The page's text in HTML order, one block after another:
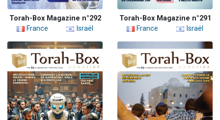
Torah-Box Magazine n°292
France
Israël
Torah-Box Magazine n°291
France
Israël